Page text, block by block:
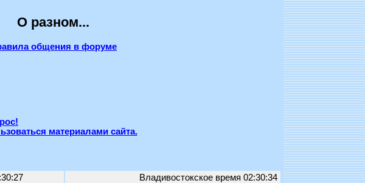
О разном...
общения в форуме
материалами сайта.
Владивостокское время 02:30:34